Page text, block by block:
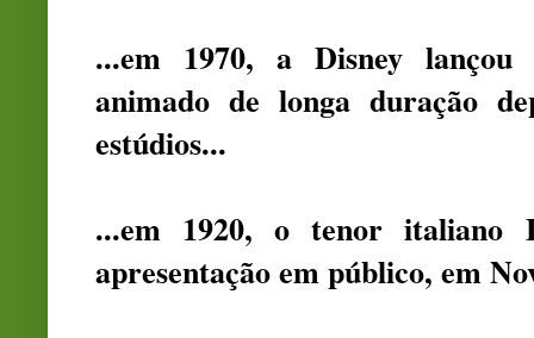
...em 1970, a Disney lançou
animado de longa duração
estúdios...
...em 1920, o tenor italiano
apresentação em público, em